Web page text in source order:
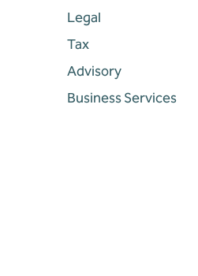
Legal
Tax
Advisory
Business Services